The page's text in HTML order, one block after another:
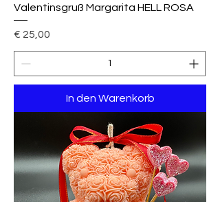
Valentinsgruß Margarita HELL ROSA
Preis
€ 25,00
In den Warenkorb